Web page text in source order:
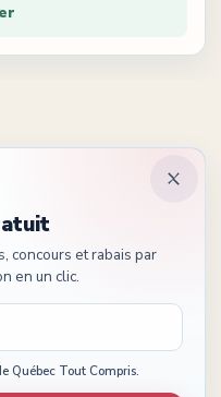
concours et rabais par
en un clic.
Québec Tout Compris.